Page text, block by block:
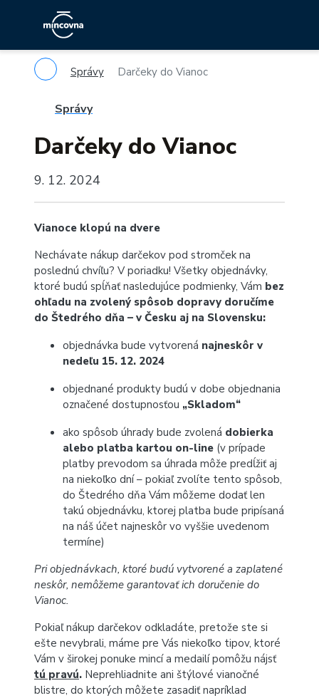
Správy Darčeky do Vianoc
Správy
Darčeky do Vianoc
9. 12. 2024
Vianoce klopú na dvere
Nechávate nákup darčekov pod stromček na
poslednú chvíľu? V poriadku! Všetky objednávky,
ktoré budú spĺňať nasledujúce podmienky, Vám bez
ohľadu na zvolený spôsob dopravy doručíme
do Štedrého dňa – v Česku aj na Slovensku:
objednávka bude vytvorená najneskôr v
nedeľu 15. 12. 2024
objednané produkty budú v dobe objednania
označené dostupnosťou „Skladom“
ako spôsob úhrady bude zvolená dobierka
alebo platba kartou on-line (v prípade
platby prevodom sa úhrada môže predĺžiť aj
na niekoľko dní – pokiaľ zvolíte tento spôsob,
do Štedrého dňa Vám môžeme dodať len
takú objednávku, ktorej platba bude pripísaná
na náš účet najneskôr vo vyššie uvedenom
termíne)
Pri objednávkach, ktoré budú vytvorené a zaplatené
neskôr, nemôžeme garantovať ich doručenie do
Vianoc.
Pokiaľ nákup darčekov odkladáte, pretože ste si
ešte nevybrali, máme pre Vás niekoľko tipov, ktoré
Vám v širokej ponuke mincí a medailí pomôžu nájsť
tú pravú. Neprehliadnite ani štýlové vianočné
blistre, do ktorých môžete zasadiť napríklad